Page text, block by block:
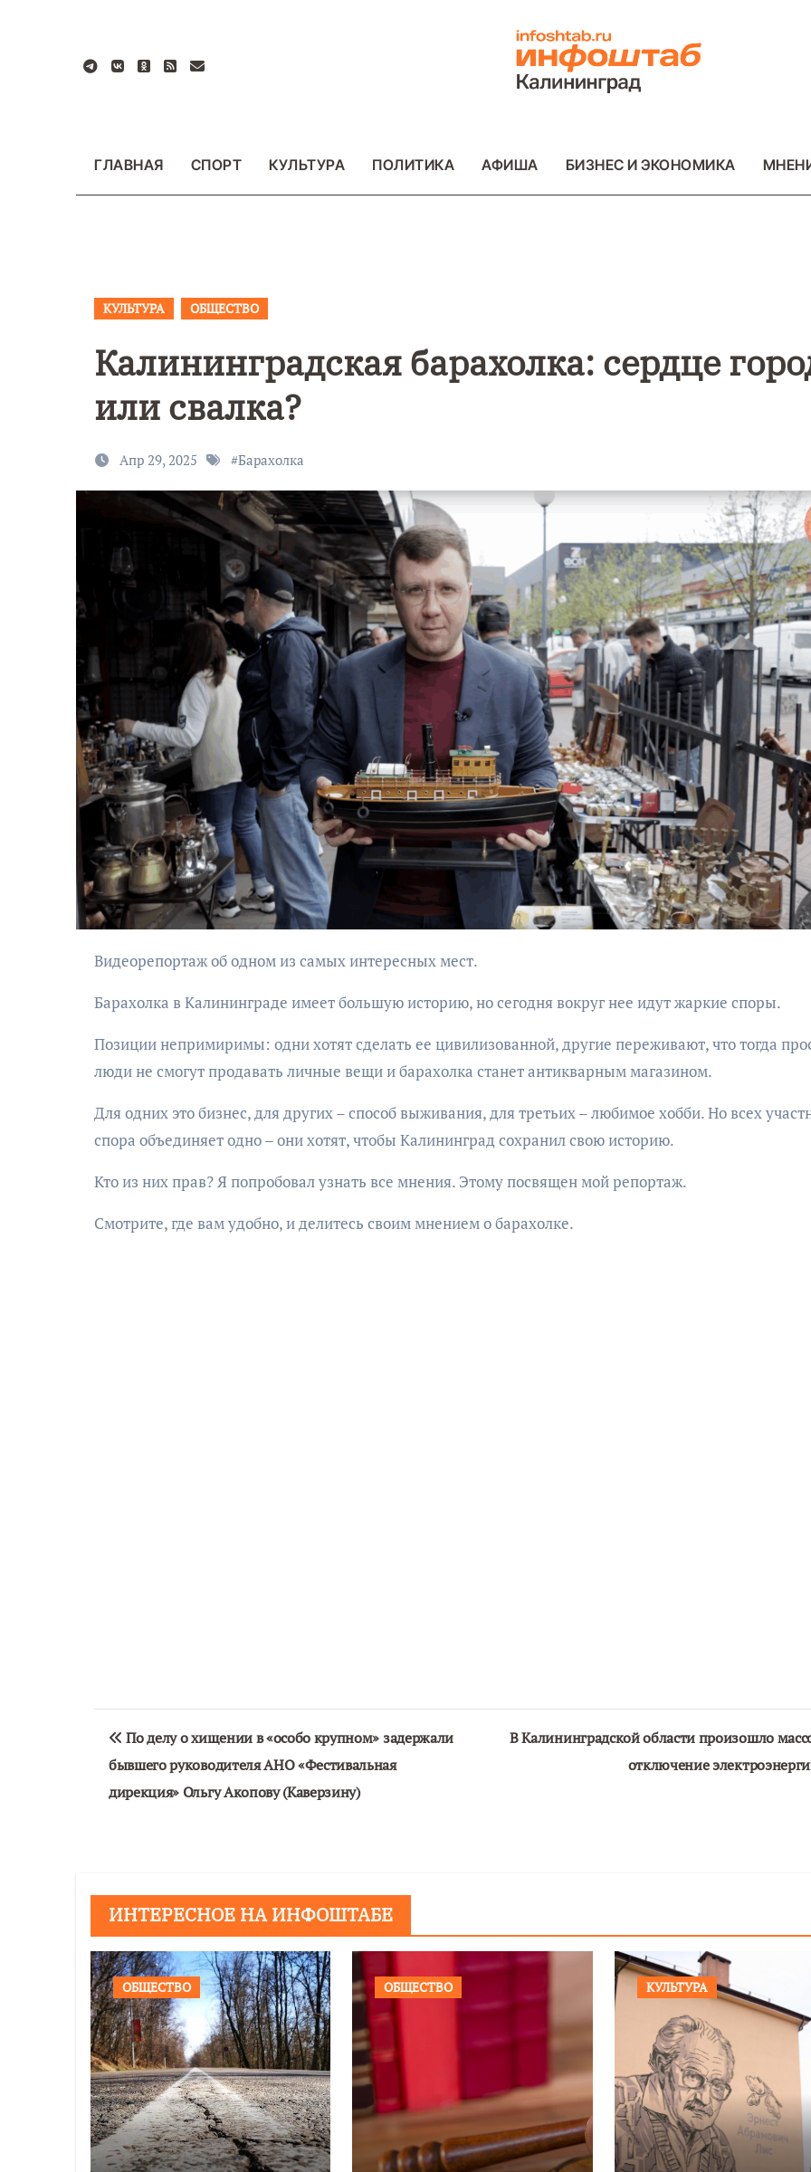
содержанию
ГЛАВНАЯ СПОРТ КУЛЬТУРА ПОЛИТИКА АФИША БИЗНЕС И ЭКОНОМИКА
КУЛЬТУРА ОБЩЕСТВО
Калининградская барахолка: сердце
или свалка?
Апр 29, 2025 #Барахолка
Видеорепортаж об одном из самых интересных мест.
Барахолка в Калининграде имеет большую историю, но сегодня вокруг нее идут жаркие споры.
Позиции непримиримы: одни хотят сделать ее цивилизованной, другие переживают, что тогда
люди не смогут продавать личные вещи и барахолка станет антикварным магазином.
Для одних это бизнес, для других – способ выживания, для третьих – любимое хобби. Но всех
спора объединяет одно – они хотят, чтобы Калининград сохранил свою историю.
Кто из них прав? Я попробовал узнать все мнения. Этому посвящен мой репортаж.
Смотрите, где вам удобно, и делитесь своим мнением о барахолке.
Навигация
по
записям
По делу о хищении в «особо крупном» задержали
бывшего руководителя АНО «Фестивальная
дирекция» Ольгу Акопову (Каверзину)
В Калининградской области произошло
отключение
ИНТЕРЕСНОЕ НА ИНФОШТАБЕ
ОБЩЕСТВО ОБЩЕСТВО КУЛЬТУРА
9 Мая — День
Победы!
Уникальное
северное
сияние
запечатлели
над Балтикой
как
после
бурана
АФИША
Музыкально-
поэтический
моноспектакль
«Исповедь в четыре
четверти пути»
АФИША
КУЛЬТУРА
Николай Патрушев
проведение в
Калининграде
«Открытое море»
АФИША
КУЛЬТУРА
Организаторы
«Открытое
объявили даты